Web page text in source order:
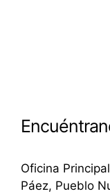
Oficina
Páez, Pueblo